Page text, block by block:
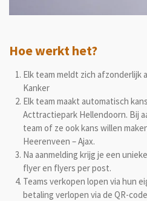
Hoe werkt het?
Elk team meldt zich afzonderlijk
Kanker
Elk team maakt automatisch
Acttractiepark Hellendoorn. Bij
team of ze ook kans willen
Heerenveen – Ajax.
Na aanmelding krijg je een
flyer en flyers per post.
Teams verkopen lopen via hun
betaling verlopen via de QR-